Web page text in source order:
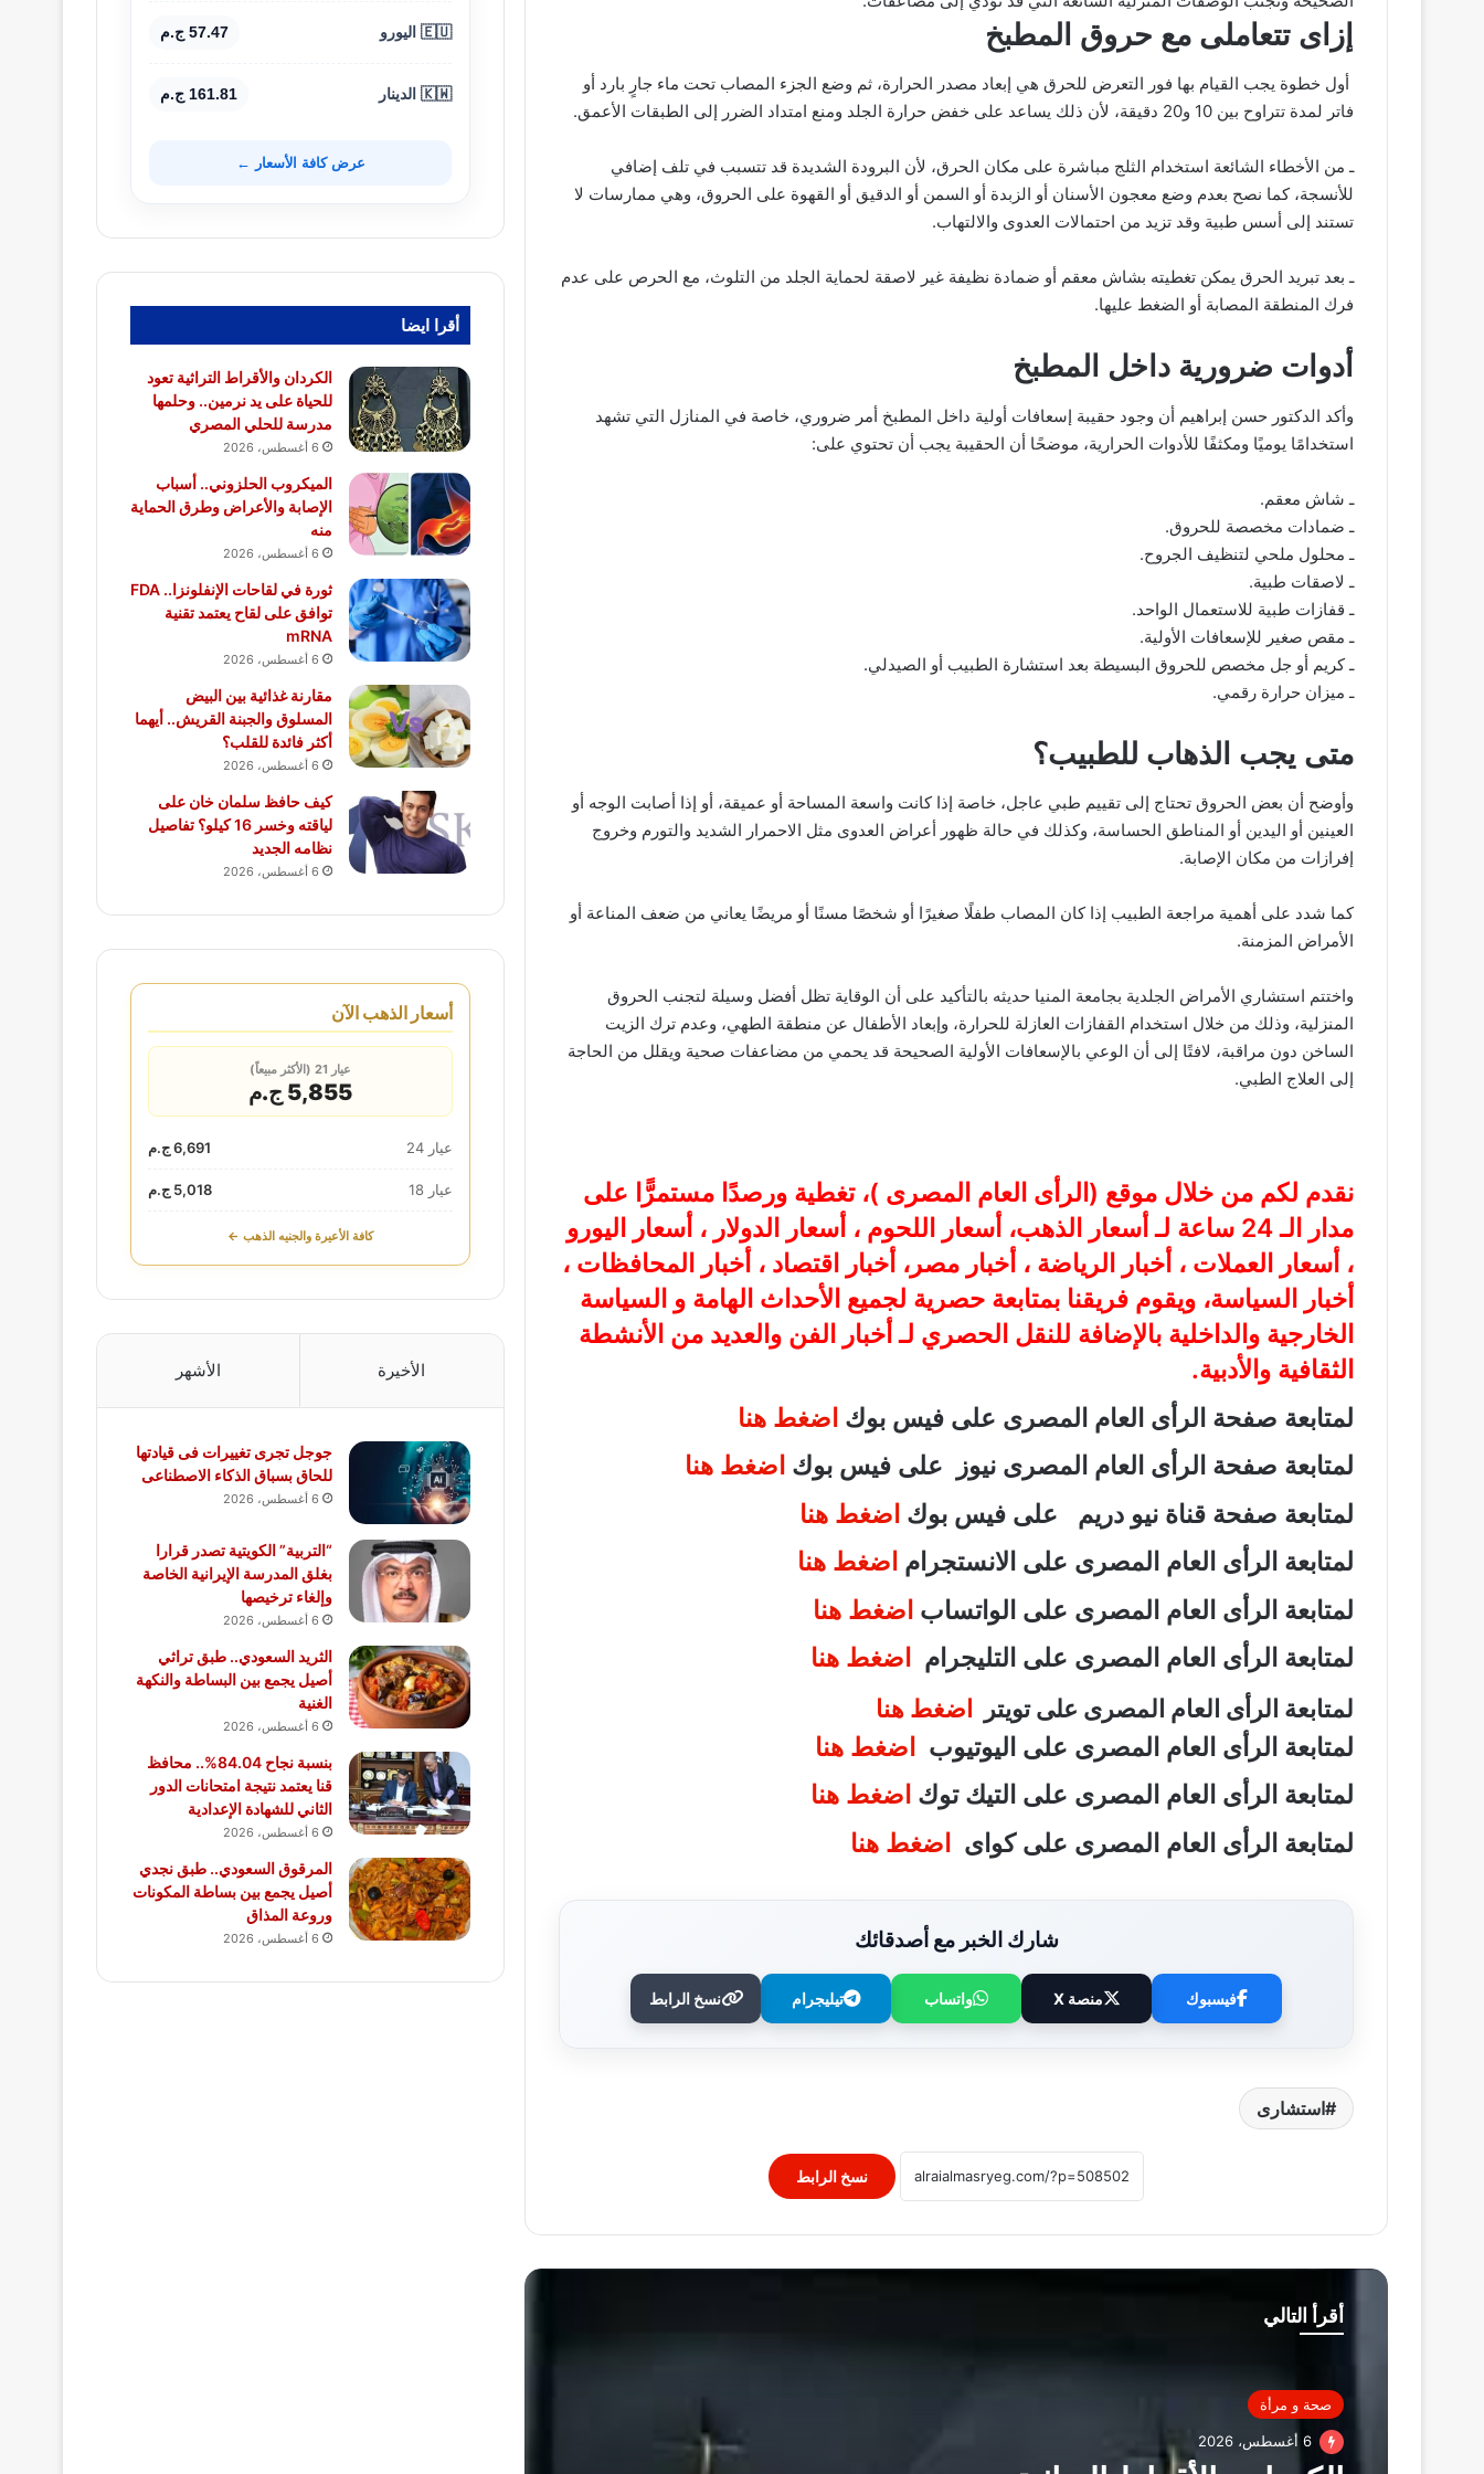
إزاى تتعاملى مع حروق المطبخ
أول خطوة يجب القيام بها فور التعرض للحرق هي إبعاد مصدر الحرارة، ثم وضع الجزء المصاب تحت ماء جارٍ بارد أو
فاتر لمدة تتراوح بين 10 و20 دقيقة، لأن ذلك يساعد على خفض حرارة الجلد ومنع امتداد الضرر إلى الطبقات الأعمق.
ـ من الأخطاء الشائعة استخدام الثلج مباشرة على مكان الحرق، لأن البرودة الشديدة قد تتسبب في تلف إضافي
للأنسجة، كما نصح بعدم وضع معجون الأسنان أو الزبدة أو السمن أو الدقيق أو القهوة على الحروق، وهي ممارسات لا
تستند إلى أسس طبية وقد تزيد من احتمالات العدوى والالتهاب.
ـ بعد تبريد الحرق يمكن تغطيته بشاش معقم أو ضمادة نظيفة غير لاصقة لحماية الجلد من التلوث، مع الحرص على عدم
فرك المنطقة المصابة أو الضغط عليها.
أدوات ضرورية داخل المطبخ
وأكد الدكتور حسن إبراهيم أن وجود حقيبة إسعافات أولية داخل المطبخ أمر ضروري، خاصة في المنازل التي تشهد
استخدامًا يوميًا ومكثفًا للأدوات الحرارية، موضحًا أن الحقيبة يجب أن تحتوي على:
ـ شاش معقم.
ـ ضمادات مخصصة للحروق.
ـ محلول ملحي لتنظيف الجروح.
ـ لاصقات طبية.
ـ قفازات طبية للاستعمال الواحد.
ـ مقص صغير للإسعافات الأولية.
ـ كريم أو جل مخصص للحروق البسيطة بعد استشارة الطبيب أو الصيدلي.
ـ ميزان حرارة رقمي.
متى يجب الذهاب للطبيب؟
وأوضح أن بعض الحروق تحتاج إلى تقييم طبي عاجل، خاصة إذا كانت واسعة المساحة أو عميقة، أو إذا أصابت الوجه أو
العينين أو اليدين أو المناطق الحساسة، وكذلك في حالة ظهور أعراض العدوى مثل الاحمرار الشديد والتورم وخروج
إفرازات من مكان الإصابة.
كما شدد على أهمية مراجعة الطبيب إذا كان المصاب طفلًا صغيرًا أو شخصًا مسنًا أو مريضًا يعاني من ضعف المناعة أو
الأمراض المزمنة.
واختتم استشاري الأمراض الجلدية بجامعة المنيا حديثه بالتأكيد على أن الوقاية تظل أفضل وسيلة لتجنب الحروق
المنزلية، وذلك من خلال استخدام القفازات العازلة للحرارة، وإبعاد الأطفال عن منطقة الطهي، وعدم ترك الزيت
الساخن دون مراقبة، لافتًا إلى أن الوعي بالإسعافات الأولية الصحيحة قد يحمي من مضاعفات صحية ويقلل من الحاجة
إلى العلاج الطبي.
نقدم لكم من خلال موقع ( الرأى العام المصرى )، تغطية ورصدًا مستمرًّا على
مدار الـ 24 ساعة لـ أسعار الذهب، أسعار اللحوم ، أسعار الدولار ، أسعار اليورو
، أسعار العملات ، أخبار الرياضة ، أخبار مصر، أخبار اقتصاد ، أخبار المحافظات ،
أخبار السياسة، ويقوم فريقنا بمتابعة حصرية لجميع الأحداث الهامة و السياسة
الخارجية والداخلية بالإضافة للنقل الحصري لـ أخبار الفن والعديد من الأنشطة
الثقافية والأدبية.
لمتابعة صفحة الرأى العام المصرى على فيس بوك اضغط هنا
لمتابعة صفحة الرأى العام المصرى نيوز على فيس بوك اضغط هنا
لمتابعة صفحة قناة نيو دريم على فيس بوك اضغط هنا
لمتابعة الرأى العام المصرى على الانستجرام اضغط هنا
لمتابعة الرأى العام المصرى على الواتساب اضغط هنا
لمتابعة الرأى العام المصرى على التليجرام
اضغط هنا
لمتابعة الرأى العام المصرى على تويتر اضغط هنا
لمتابعة الرأى العام المصرى على اليوتيوب اضغط هنا
لمتابعة الرأى العام المصرى على التيك توك اضغط هنا
لمتابعة الرأى العام المصرى على كواى اضغط هنا
شارك الخبر مع أصدقائك
فيسبوك منصة X واتساب تيليجرام نسخ الرابط
استشارى
نسخ الرابط
أقرأ التالي
صحة و مرأة
6 أغسطس، 2026
🇪🇺 اليورو 57.47 ج.م
🇰🇼 الدينار 161.81 ج.م
عرض كافة الأسعار ←
أقرا ايضا
الكردان والأقراط التراثية تعود
للحياة على يد نرمين.. وحلمها
مدرسة للحلي المصري
6 أغسطس، 2026
الميكروب الحلزوني.. أسباب
الإصابة والأعراض وطرق الحماية
منه
6 أغسطس، 2026
ثورة في لقاحات الإنفلونزا.. FDA
توافق على لقاح يعتمد تقنية
mRNA
6 أغسطس، 2026
مقارنة غذائية بين البيض
المسلوق والجبنة القريش.. أيهما
أكثر فائدة للقلب؟
6 أغسطس، 2026
كيف حافظ سلمان خان على
لياقته وخسر 16 كيلو؟ تفاصيل
نظامه الجديد
6 أغسطس، 2026
أسعار الذهب الآن
عيار 21 (الأكثر مبيعاً)
5,855 ج.م
عيار 24 6,691 ج.م
عيار 18 5,018 ج.م
كافة الأعيرة والجنيه الذهب ←
الأخيرة الأشهر
جوجل تجرى تغييرات فى قيادتها
للحاق بسباق الذكاء الاصطناعى
6 أغسطس، 2026
“التربية” الكويتية تصدر قرارا
بغلق المدرسة الإيرانية الخاصة
وإلغاء ترخيصها
6 أغسطس، 2026
الثريد السعودي.. طبق تراثي
أصيل يجمع بين البساطة والنكهة
الغنية
6 أغسطس، 2026
بنسبة نجاح 84.04%.. محافظ
قنا يعتمد نتيجة امتحانات الدور
الثاني للشهادة الإعدادية
6 أغسطس، 2026
المرقوق السعودي.. طبق نجدي
أصيل يجمع بين بساطة المكونات
وروعة المذاق
6 أغسطس، 2026